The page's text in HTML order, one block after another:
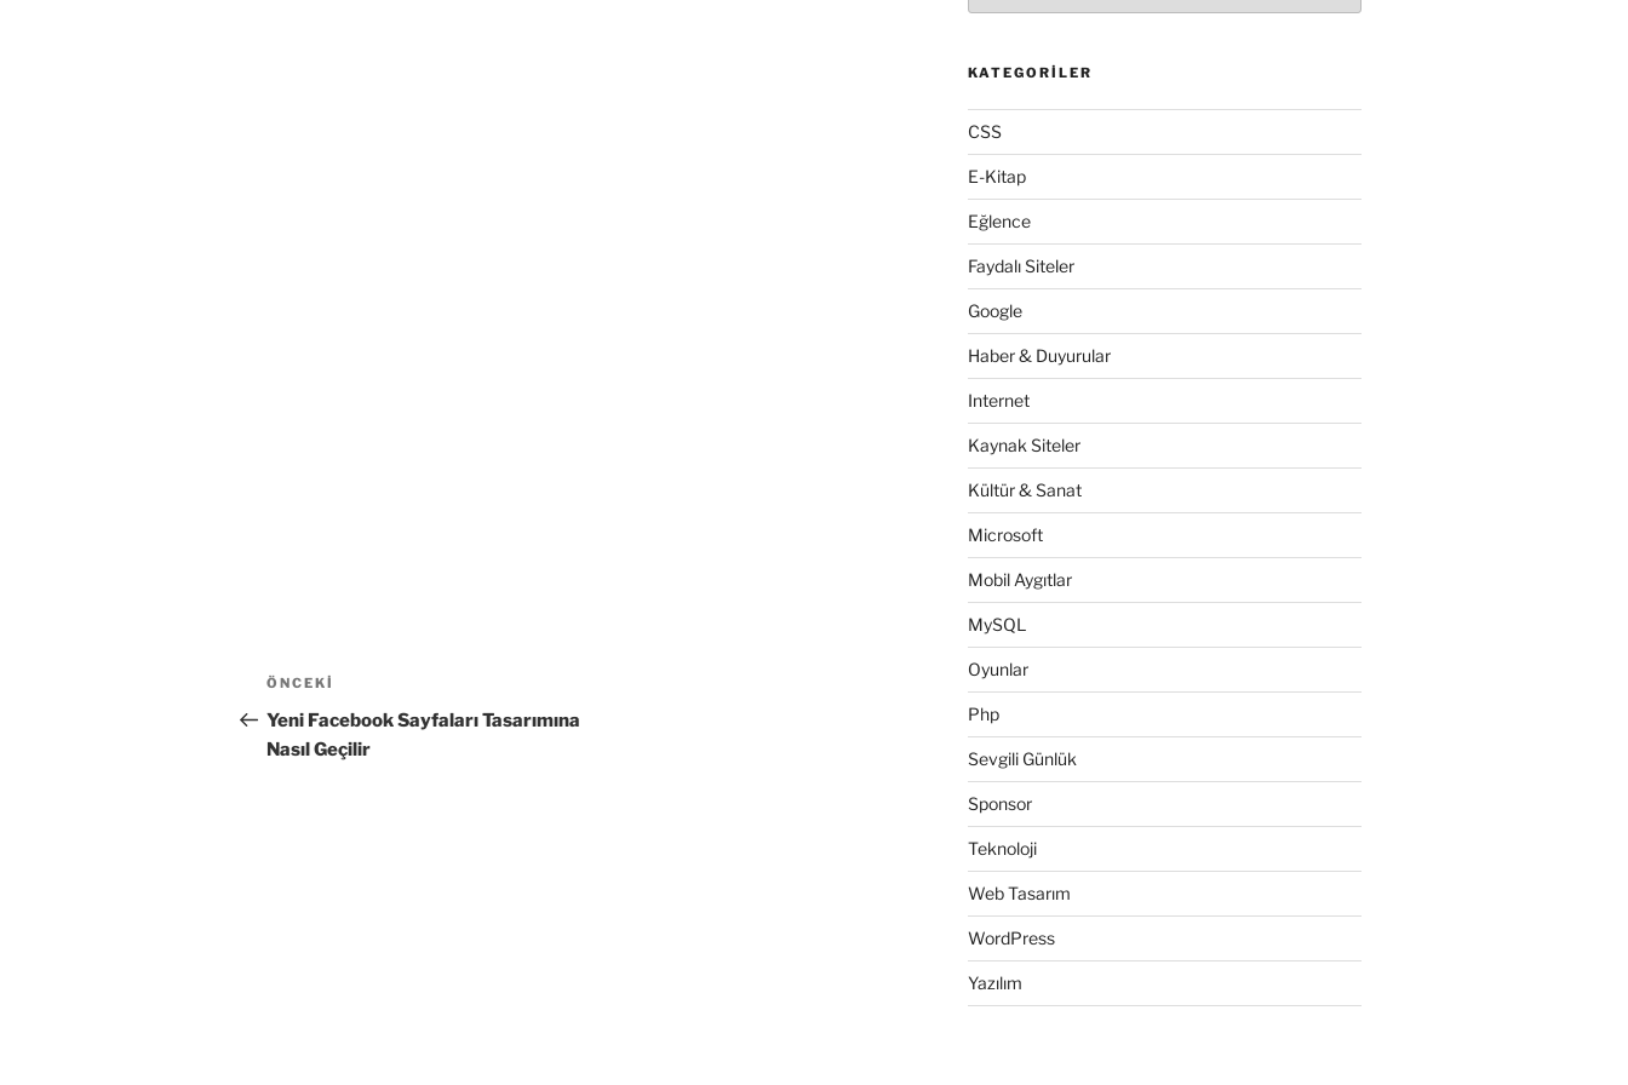
Yazı
gezinmesi
Önceki
Yazı
ÖNCEKI
Yeni Facebook Sayfaları Tasarımına
Nasıl Geçilir
KATEGORILER
CSS
E-Kitap
Eğlence
Faydalı Siteler
Google
Haber & Duyurular
Internet
Kaynak Siteler
Kültür & Sanat
Microsoft
Mobil Aygıtlar
MySQL
Oyunlar
Php
Sevgili Günlük
Sponsor
Teknoloji
Web Tasarım
WordPress
Yazılım